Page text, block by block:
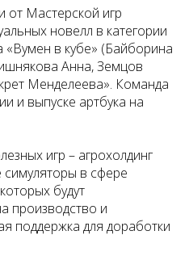
от Мастерской игр
новелл в категории
«Вумен в кубе» (Байборина
Анна, Земцов
Менделеева». Команда
и выпуске артбука на
игр – агрохолдинг
симуляторы в сфере
будут
производство и
поддержка для доработки